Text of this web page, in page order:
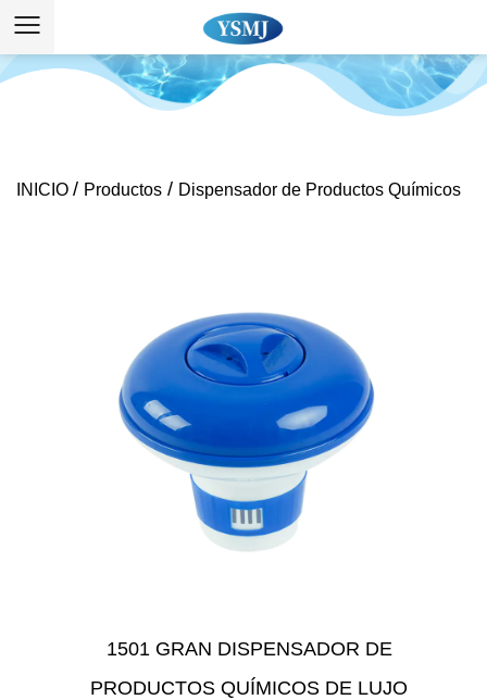
INICIO / Productos / Dispensador de Productos Químicos
1501 GRAN DISPENSADOR DE
PRODUCTOS QUÍMICOS DE LUJO